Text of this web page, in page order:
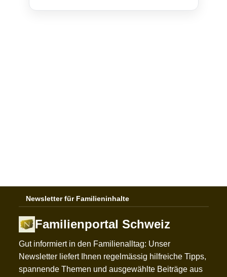
Newsletter für Familieninhalte
Familienportal Schweiz
Gut informiert in den Familienalltag: Unser
Newsletter liefert Ihnen regelmässig hilfreiche Tipps,
spannende Themen und ausgewählte Beiträge aus